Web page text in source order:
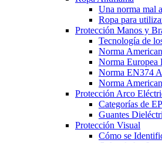
Una norma mal
Ropa para
Protección Manos y
Tecnología de
Norma
Norma Europea
Norma EN374
Norma
Protección Arco
Categorías de
Guantes
Protección Visual
Cómo se